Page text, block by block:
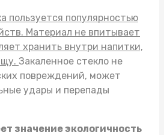
пользуется популярностью
Материал не впитывает
хранить внутри напитки,
Закаленное стекло не
повреждений, может
удары и перепады
значение экологичность